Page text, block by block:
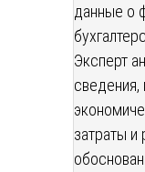
данные о
Эксперт
затраты и